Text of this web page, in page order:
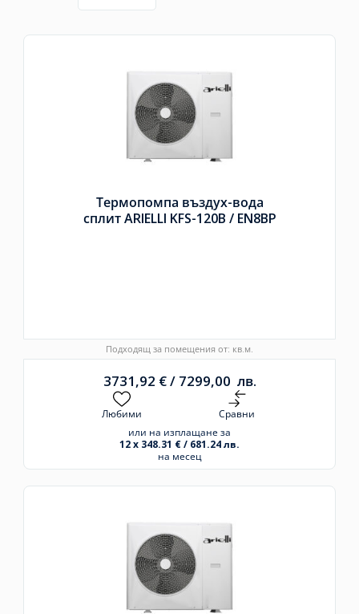
Термопомпа въздух-вода
сплит ARIELLI KFS-120B /EN8BP
Подходящ за помещения от: кв.м.
3731,92 €/ 7299,00 лв.
Любими
Сравни
или на изплащане за
12 x 348.31 € / 681.24 лв.
на месец